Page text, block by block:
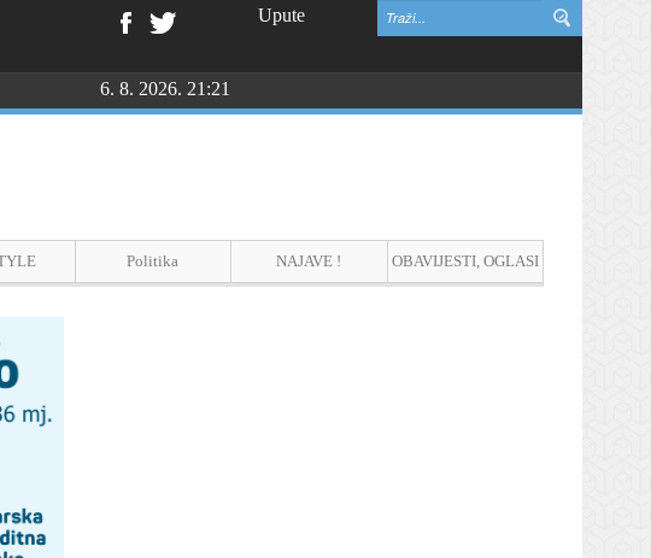
Upute
i domovinske zahvalnosti i DAN HRVATSKIH BRANITELJA
6. 8. 2026. 21:21
Politika NAJAVE ! OBAVIJESTI, OGLASI